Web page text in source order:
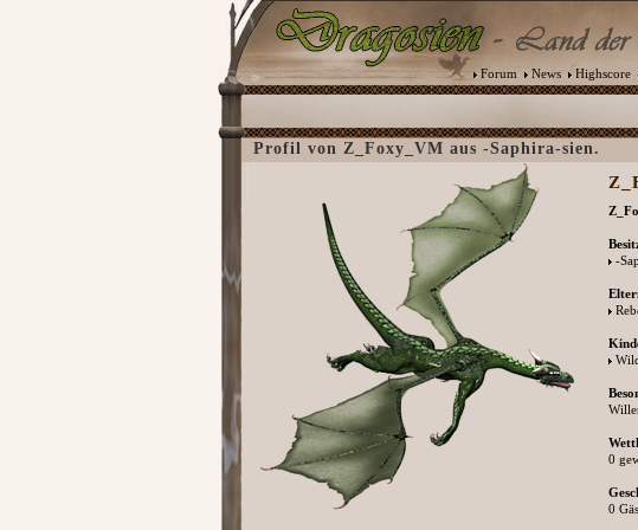
Forum News Highscore
Profil von Z_Foxy_VM aus -Saphira-sien.
-
0
0